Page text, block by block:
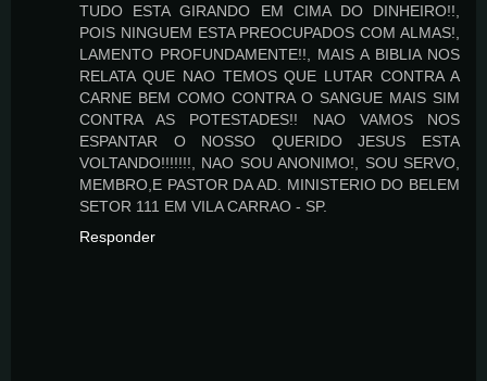
TUDO ESTA GIRANDO EM CIMA DO DINHEIRO!!,
POIS NINGUEM ESTA PREOCUPADOS COM ALMAS!,
LAMENTO PROFUNDAMENTE!!, MAIS A BIBLIA NOS
RELATA QUE NAO TEMOS QUE LUTAR CONTRA A
CARNE BEM COMO CONTRA O SANGUE MAIS SIM
CONTRA AS POTESTADES!! NAO VAMOS NOS
ESPANTAR O NOSSO QUERIDO JESUS ESTA
VOLTANDO!!!!!!!, NAO SOU ANONIMO!, SOU SERVO,
MEMBRO,E PASTOR DA AD. MINISTERIO DO BELEM
SETOR 111 EM VILA CARRAO - SP.
Responder